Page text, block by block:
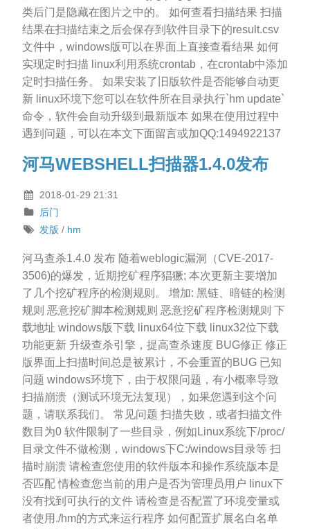
类后门是隐藏在图片之中的。 如何查看扫描结果 扫描
结果在扫描结束之后会保存到软件目录下的result.csv
文件中，windows版可以在界面上直接查看结果 如何
实现定时扫描 linux利用系统crontab，在crontab中添加
定时扫描任务。 如果安装了旧版软件是否能够自动更
新 linux环境下您可以在软件所在目录执行`hm update`
命令，软件会自动升级到最新版本 如果在使用过程中
遇到问题，可以在本文下面留言或加QQ:1494922137
河马WEBSHELL扫描器1.4.0发布
2018-01-29 21:31
后门
发版 / hm
河马查杀1.4.0 发布 随着weblogic漏洞（CVE-2017-
3506)的爆发，近期挖矿程序猖獗; 本次更新主要增加
了几个挖矿程序的检测规则。 增加: 黑链、暗链的检测
规则 恶意挖矿脚本检测规则 恶意挖矿程序检测规则 下
载地址 windows版下载 linux64位下载 linux32位下载
功能更新 升级查杀引擎，提高查杀速度 BUG修正 修正
版界面上扫描时间总是被累计，不会重置的BUG 已知
问题 windows环境下，由于权限问题，有小概率导致
扫描崩溃（测试环境无法复现），如果您遇到这个问
题，请联系我们。 常见问题 扫描失败，或者扫描文件
数目为0 软件限制了一些目录，例如Linux系统下/proc/
目录文件不做检测，windows下C:/windows目录等 扫
描时崩溃 请检查您使用的软件版本和操作系统版本是
否匹配 情检查您当前的用户是否为管理员用户 linux下
没有找到可执行的文件 请检查是否配置了环境变量或
者使用./hm的方式来运行程序 如何配置扩展名白名单